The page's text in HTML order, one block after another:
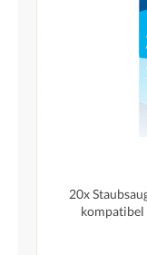
20x
kompatibel